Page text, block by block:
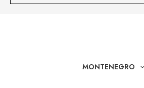
MONTENEGRO